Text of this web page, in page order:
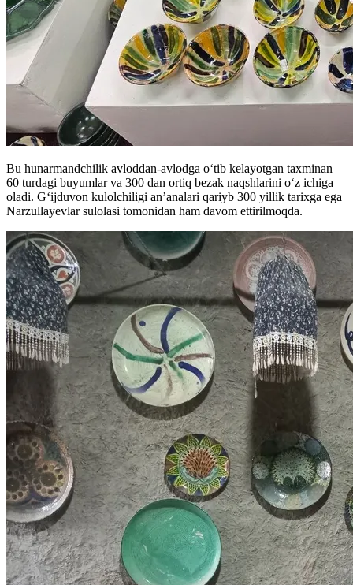
Bu hunarmandchilik avloddan-avlodga oʻtib kelayotgan taxminan
60 turdagi buyumlar va 300 dan ortiq bezak naqshlarini oʻz ichiga
oladi. Gʻijduvon kulolchiligi an’analari qariyb 300 yillik tarixga ega
Narzullayevlar sulolasi tomonidan ham davom ettirilmoqda.